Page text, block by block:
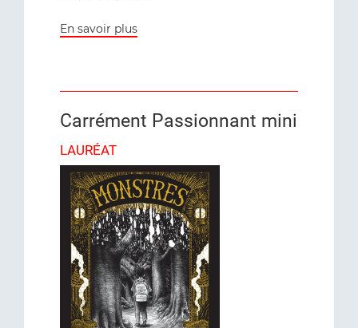
En savoir plus
Carrément Passionnant mini
LAURÉAT